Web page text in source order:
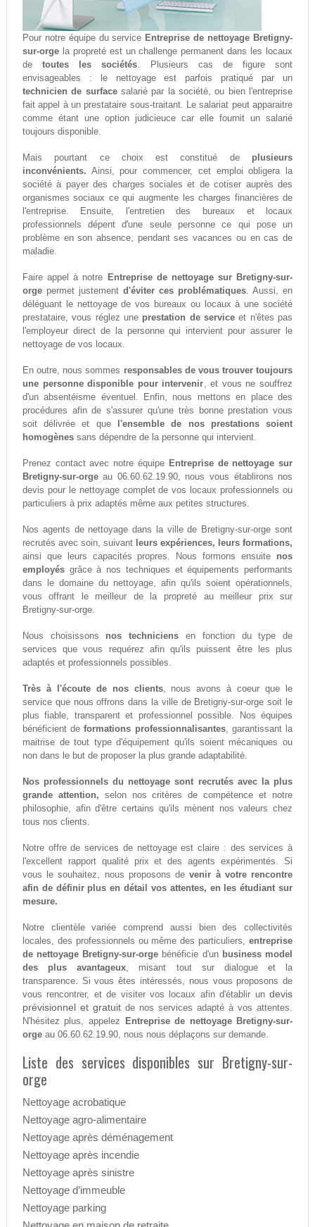
Pour notre équipe du service Entreprise de nettoyage Bretigny-
sur-orgela propreté est un challenge permanent dans les locaux
detoutes les sociétés. Plusieurs cas de figure sont
envisageables : le nettoyage est parfois pratiqué par un
technicien de surfacesalarié par la société, ou bien l'entreprise
fait appel à un prestataire sous-traitant. Le salariat peut apparaitre
comme étant une option judicieuce car elle fournit un salarié
toujours disponible.
Mais pourtant ce choix est constitué de plusieurs
inconvénients. Ainsi, pour commencer, cet emploi obligera la
société à payer des charges sociales et de cotiser auprès des
organismes sociaux ce qui augmente les charges financières de
l'entreprise. Ensuite, l'entretien des bureaux et locaux
professionnels dépent d'une seule personne ce qui pose un
problème en son absence, pendant ses vacances ou en cas de
maladie.
Faire appel à notre Entreprise de nettoyage sur Bretigny-sur-
orgepermet justement d'éviter ces problématiques. Aussi, en
déléguant le nettoyage de vos bureaux ou locaux à une société
prestataire, vous réglez une prestation de service et n'êtes pas
l'employeur direct de la personne qui intervient pour assurer le
nettoyage de vos locaux.
En outre, nous sommes responsables de vous trouver toujours
une personne disponible pour intervenir, et vous ne souffrez
d'un absentéisme éventuel. Enfin, nous mettons en place des
procédures afin de s'assurer qu'une très bonne prestation vous
soit délivrée et que
l'ensemble de nos prestations soient
homogènessans dépendre de la personne qui intervient.
Prenez contact avec notre équipe Entreprise de nettoyage sur
Bretigny-sur-orgeau 06.60.62.19.90, nous vous établirons nos
devis pour le nettoyage complet de vos locaux professionnels ou
particuliers à prix adaptés même aux petites structures.
Nos agents de nettoyage dans la ville de Bretigny-sur-orge sont
recrutés avec soin, suivant leurs expériences, leurs formations,
ainsi que leurs capacités propres. Nous formons ensuite nos
employésgrâce à nos techniques et équipements performants
dans le domaine du nettoyage, afin qu'ils soient opérationnels,
vous offrant le meilleur de la propreté au meilleur prix sur
Bretigny-sur-orge.
Nous choisissons nos techniciens en fonction du type de
services que vous requérez afin qu'ils puissent être les plus
adaptés et professionnels possibles.
Très à l'écoute de nos clients, nous avons à coeur que le
service que nous offrons dans la ville de Bretigny-sur-orge soit le
plus fiable, transparent et professionnel possible. Nos équipes
bénéficient deformations professionnalisantes, garantissant la
maitrise de tout type d'équipement qu'ils soient mécaniques ou
non dans le but de proposer la plus grande adaptabilité.
Nos professionnels du nettoyage sont recrutés avec la plus
grande attention, selon nos critères de compétence et notre
philosophie, afin d'être certains qu'ils mènent nos valeurs chez
tous nos clients.
Notre offre de services de nettoyage est claire : des services à
l'excellent rapport qualité prix et des agents expérimentés. Si
vous le souhaitez, nous proposons devenir à votre rencontre
afin de définir plus en détail vos attentes, en les étudiant sur
mesure.
Notre clientèle variée comprend aussi bien des collectivités
locales, des professionnels ou même des particuliers,entreprise
de nettoyage Bretigny-sur-orge bénéficie d'un business model
des plus avantageux, misant tout sur dialogue et la
transparence. Si vous êtes intéressés, nous vous proposons de
vous rencontrer, et de visiter vos locaux afin d'établir undevis
prévisionnel et gratuitde nos services adapté à vos attentes.
N'hésitez plus, appelez
Entreprise de nettoyage Bretigny-sur-
orgeau 06.60.62.19.90, nous nous déplaçons sur demande.
Liste des services disponibles sur Bretigny-sur-
orge
Nettoyage acrobatique
Nettoyage agro-alimentaire
Nettoyage après déménagement
Nettoyage après incendie
Nettoyage après sinistre
Nettoyage d’immeuble
Nettoyage parking